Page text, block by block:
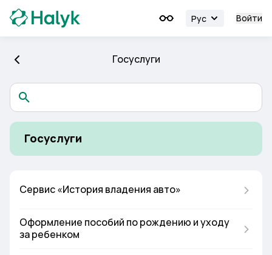
Рус Войти
Госуслуги
Госуслуги
Сервис «История владения авто»
Оформление пособий по рождению и уходу
за ребенком